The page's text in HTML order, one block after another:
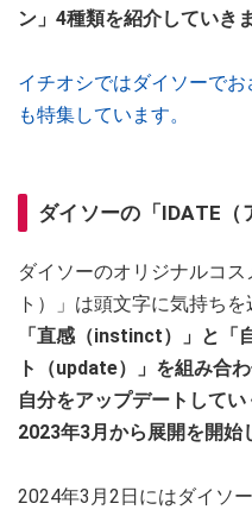
ン」4種類を紹介していきま
イチオシではダイソーで
も特集しています。
ダイソーの「IDATE（
ダイソーのオリジナルコ
ト）」は頭文字に気持ち
「直感（instinct）」と「
ト（update）」を組み合
自分をアップデートして
2023年3月から展開を開始
2024年3月2日にはダイソ